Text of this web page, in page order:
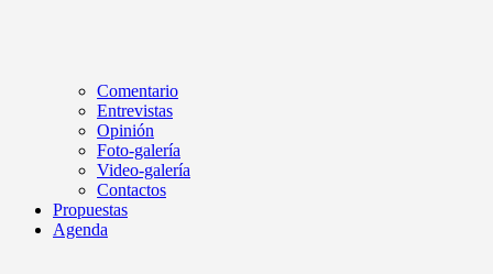
Comentario
Entrevistas
Opinión
Foto-galería
Video-galería
Contactos
Propuestas
Agenda